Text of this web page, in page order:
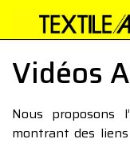
Vidéos
Nous proposons
montrant des